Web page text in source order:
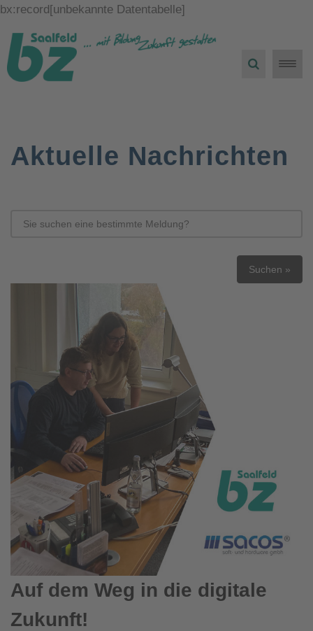
bx:record[unbekannte Datentabelle]
Toggle
Aktuelle Nachrichten
Suchen »
Auf dem Weg in die digitale
Zukunft!